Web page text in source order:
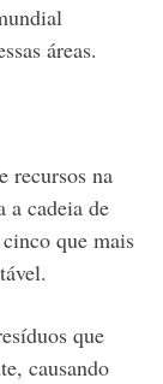
áreas.
recursos na
a cadeia de
que mais
que
causando